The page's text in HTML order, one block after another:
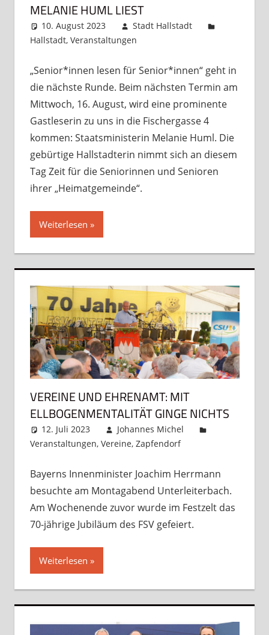
MELANIE HUML LIEST
10. August 2023
Stadt Hallstadt
Hallstadt, Veranstaltungen
„Senior*innen lesen für Senior*innen“ geht in
die nächste Runde. Beim nächsten Termin am
Mittwoch, 16. August, wird eine prominente
Gastleserin zu uns in die Fischergasse 4
kommen: Staatsministerin Melanie Huml. Die
gebürtige Hallstadterin nimmt sich an diesem
Tag Zeit für die Seniorinnen und Senioren
ihrer „Heimatgemeinde“.
Weiterlesen
VEREINE UND EHRENAMT: MIT
ELLBOGENMENTALITÄT GINGE NICHTS
12. Juli 2023
Johannes Michel
Veranstaltungen, Vereine, Zapfendorf
Bayerns Innenminister Joachim Herrmann
besuchte am Montagabend Unterleiterbach.
Am Wochenende zuvor wurde im Festzelt das
70-jährige Jubiläum des FSV gefeiert.
Weiterlesen